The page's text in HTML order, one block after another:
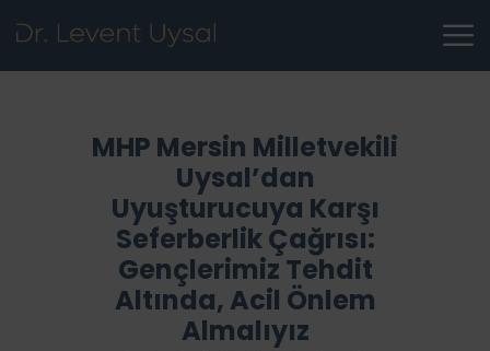
MHP Mersin Milletvekili
Uysal’dan
Uyuşturucuya Karşı
Seferberlik Çağrısı:
Gençlerimiz Tehdit
Altında, Acil Önlem
Almalıyız